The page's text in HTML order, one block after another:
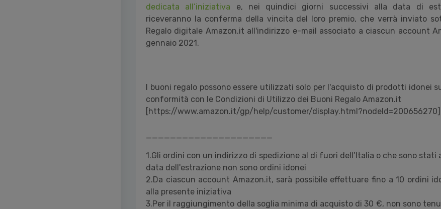
dedicata all’iniziativa e, nei quindici giorni successivi alla data di
riceveranno la conferma della vincita del loro premio, che verrà inviato
Regalo digitale Amazon.it all'indirizzo e-mail associato a ciascun account
gennaio 2021.
I buoni regalo possono essere utilizzati solo per l'acquisto di prodotti idonei
conformità con le Condizioni di Utilizzo dei Buoni Regalo Amazon.it
[https://www.amazon.it/gp/help/customer/
_____________________
1.Gli ordini con un indirizzo di spedizione al di fuori dell’Italia o che sono stati
data dell'estrazione non sono ordini idonei
2.Da ciascun account Amazon.it, sarà possibile effettuare fino a 10 ordini
alla presente iniziativa
3.Per il raggiungimento della soglia minima di acquisto di 30 €, non sono